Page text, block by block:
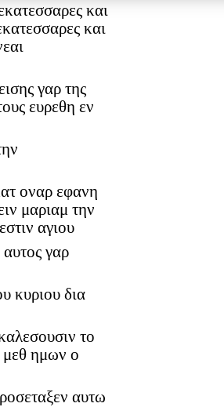
και
και
γαρ της
ευρεθη εν
οναρ εφανη
μαριαμ την
αγιου
αυτος γαρ
κυριου δια
το
μεθ ημων ο
αυτω